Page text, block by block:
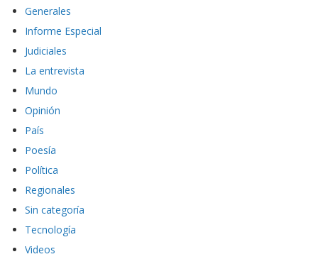
Generales
Informe Especial
Judiciales
La entrevista
Mundo
Opinión
País
Poesía
Política
Regionales
Sin categoría
Tecnología
Videos